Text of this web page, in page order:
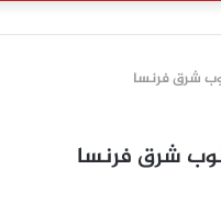
شرق فرنسا
شرق فرنسا